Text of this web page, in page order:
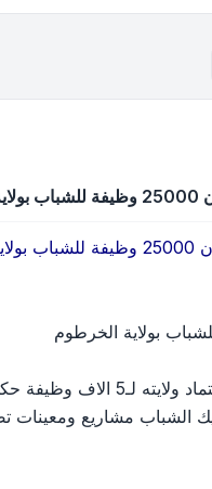
الشباب مشاريع ومعينات